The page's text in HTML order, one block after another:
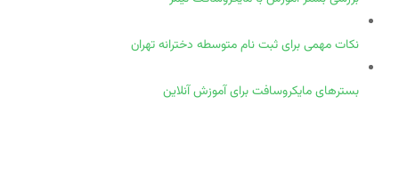
نکات مهمی برای ثبت نام متوسطه دخترانه تهران
بسترهای مایکروسافت برای آموزش آنلاین